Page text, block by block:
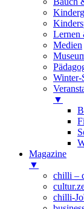
Lernen
Medien
Winter-
▼
Magazine
▼
chilli –
chilli-